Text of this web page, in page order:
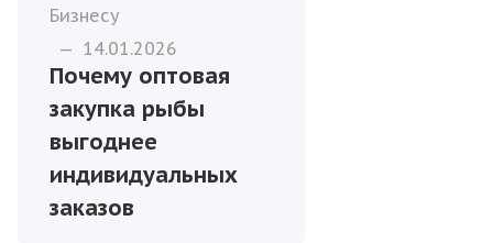
Бизнесу
— 14.01.2026
Почему оптовая
закупка рыбы
выгоднее
индивидуальных
заказов